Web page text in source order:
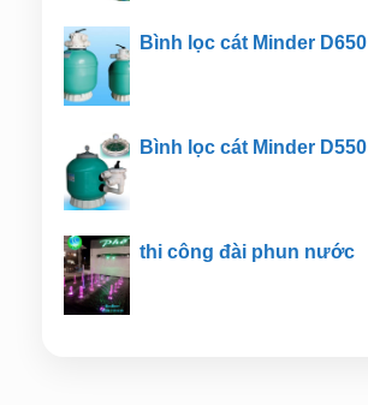
Bình lọc cát Minder D650
Bình lọc cát Minder D550
thi công đài phun nước